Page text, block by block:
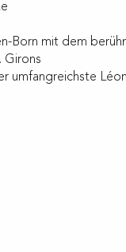
Born mit dem
Girons
umfangreichste Léon